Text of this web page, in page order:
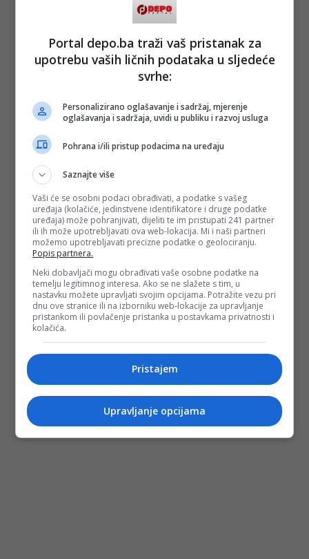
#kruzer #KORONA #taoci
#zaraza
Portal depo.ba traži vaš pristanak za
upotrebu vaših ličnih podataka u sljedeće
svrhe:
Personalizirano oglašavanje i sadržaj, mjerenje
oglašavanja i sadržaja, uvidi u publiku i razvoj usluga
Pohrana i/ili pristup podacima na uređaju
Saznajte više
Vaši će se osobni podaci obrađivati, a podatke s vašeg
uređaja (kolačiće, jedinstvene identifikatore i druge podatke
uređaja) može pohranjivati, dijeliti te im pristupati 241 partner
ili ih može upotrebljavati ova web-lokacija. Mi i naši partneri
možemo upotrebljavati precizne podatke o geolociranju.
Popis partnera.
Neki dobavljači mogu obrađivati vaše osobne podatke na
temelju legitimnog interesa. Ako se ne slažete s tim, u
nastavku možete upravljati svojim opcijama. Potražite vezu pri
dnu ove stranice ili na izborniku web-lokacije za upravljanje
pristankom ili povlačenje pristanka u postavkama privatnosti i
kolačića.
Pristajem
Upravljanje opcijama